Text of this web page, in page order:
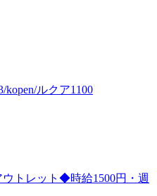
kopen/ルクア1100
トレット◆時給1500円・週